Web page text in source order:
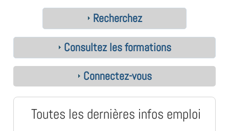
Recherchez
Consultez les formations
Connectez-vous
Toutes les dernières infos emploi